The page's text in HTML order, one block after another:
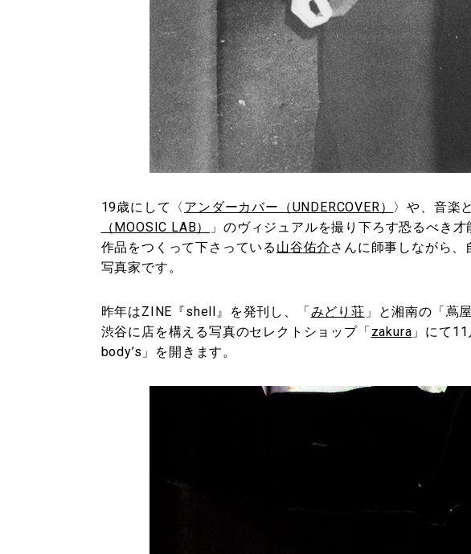
19歳にして〈 アンダーカバー（UNDERCOVER） 〉や、音楽
（MOOSIC LAB）
」のヴィジュアルを撮り下ろす恐るべき
作品をつくって下さっている 山谷佑介 さんに師事しながら
写真家です。
昨年はZINE『shell』を発刊し、「みどり荘 」と湘南の「蔦
渋谷に店を構える写真のセレクトショップ「zakura 」にて
body’s」を開きます。